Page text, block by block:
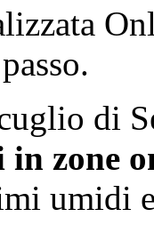
di
zone
umidi